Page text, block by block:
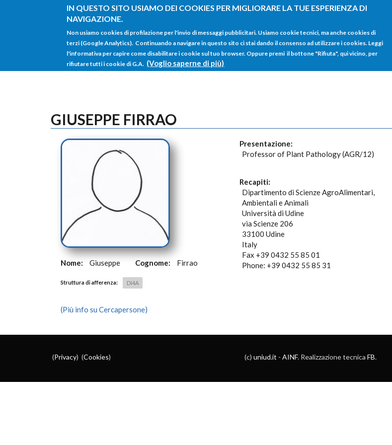
IN QUESTO SITO USIAMO DEI COOKIES PER MIGLIORARE LA TUE ESPERIENZA DI
NAVIGAZIONE.
Non usiamo cookies di profilazione per l'invio di messaggi pubblicitari. Usiamo cookie tecnici, ma anche cookies di
terzi (Google Analytics). Continuando a navigare in questo sito ci stai dando il consenso ad utilizzare i cookies. Leggi
l'informativa per capire come disabilitare i cookie sul tuo browser. Oppure premi il bottone "Rifiuta", qui vicino, per
rifiutare tutti i cookie di G.A. (Voglio saperne di più)
Salta al contenuto principale
HOME
GIUSEPPE FIRRAO
Nome: Giuseppe Cognome: Firrao
Struttura di afferenza: DI4A
(Più info su Cercapersone)
Presentazione:
Professor of Plant Pathology (AGR/12)
Recapiti:
Dipartimento di Scienze AgroAlimentari,
Ambientali e Animali
Università di Udine
via Scienze 206
33100 Udine
Italy
Fax +39 0432 55 85 01
Phone: +39 0432 55 85 31
(Privacy) (Cookies) (c) uniud.it - AINF. Realizzazione tecnica FB.